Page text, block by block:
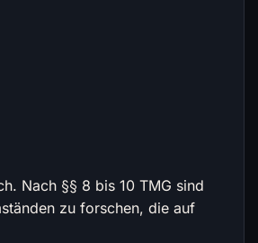
Nach §§ 8 bis 10 TMG sind
zu forschen, die auf